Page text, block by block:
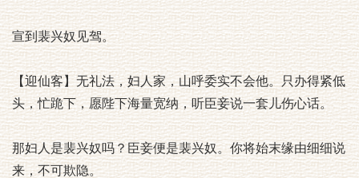
宣到裴兴奴见驾。
【迎仙客】无礼法，妇人家，山呼委实不会他。只办得紧低
头，忙跪下，愿陛下海量宽纳，听臣妾说一套儿伤心话。
那妇人是裴兴奴吗？臣妾便是裴兴奴。你将始末缘由细细说
来，不可欺隐。